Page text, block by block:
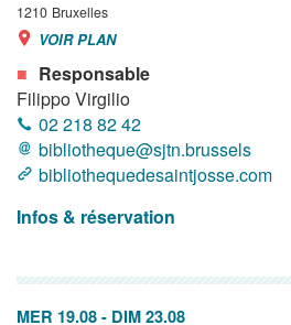
1210 Bruxelles
VOIR PLAN
Responsable
Filippo Virgilio
02 218 82 42
bibliotheque@sjtn.brussels
bibliothequedesaintjosse.com
Infos & réservation
MER 19.08 - DIM 23.08